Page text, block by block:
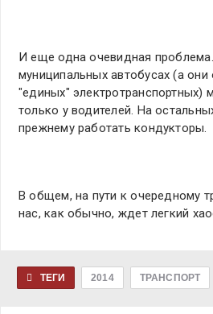
И еще одна очевидная
муниципальных автобусах (а они
"единых" электротранспортных)
только у водителей. На
прежнему работать кондукторы.
В общем, на пути к очередному
нас, как обычно, ждет легкий
ТЕГИ 2014 ТРАНСПОРТ